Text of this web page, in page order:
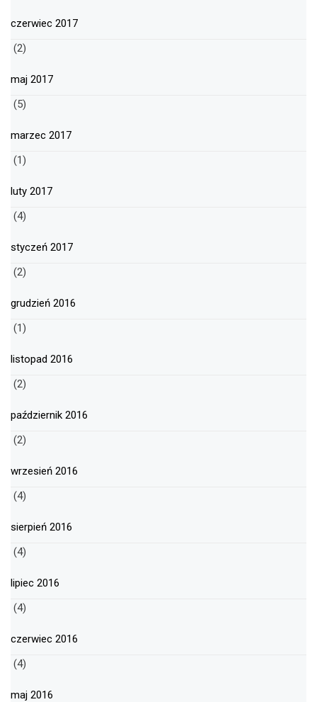
czerwiec 2017
(2)
maj 2017
(5)
marzec 2017
(1)
luty 2017
(4)
styczeń 2017
(2)
grudzień 2016
(1)
listopad 2016
(2)
październik 2016
(2)
wrzesień 2016
(4)
sierpień 2016
(4)
lipiec 2016
(4)
czerwiec 2016
(4)
maj 2016